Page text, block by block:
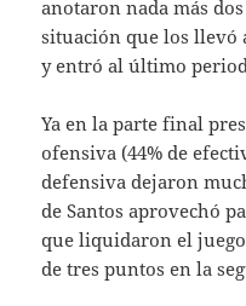
anotaron nada más
situación que los llevó
y entró al último
Ya en la parte final
ofensiva (44% de
defensiva dejaron
de Santos aprovechó
que liquidaron el
de tres puntos en la